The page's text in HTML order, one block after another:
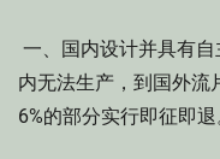
一、国内设计并具有
内无法生产，到国外流
6%的部分实行即征即